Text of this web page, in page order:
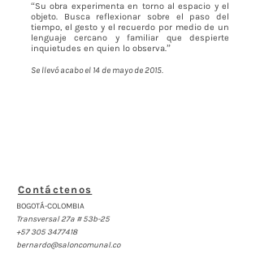
“Su obra experimenta en torno al espacio y el
objeto. Busca reflexionar sobre el paso del
tiempo, el gesto y el recuerdo por medio de un
lenguaje cercano y familiar que despierte
inquietudes en quien lo observa.”
Se llevó acabo el 14 de mayo de 2015.
Contáctenos
BOGOTÁ-COLOMBIA
Transversal 27a # 53b-25
+57 305 3477418
bernardo@saloncomunal.co